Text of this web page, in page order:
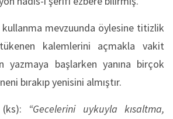
kullanma mevzuunda öylesine titizlik
kalemlerini açmakla vakit
yazmaya başlarken yanına birçok
bırakıp yenisini almıştır.
“Gecelerini uykuyla kısaltma,